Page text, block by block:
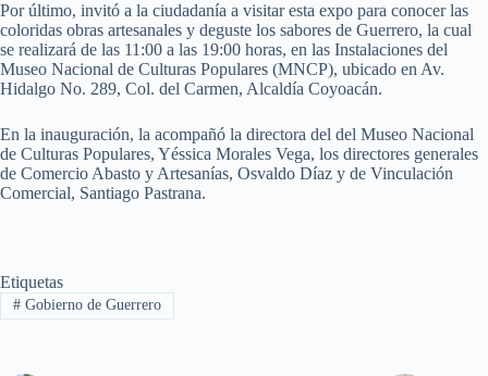
Por último, invitó a la ciudadanía a visitar esta expo para conocer las
coloridas obras artesanales y deguste los sabores de Guerrero, la cual
se realizará de las 11:00 a las 19:00 horas, en las Instalaciones del
Museo Nacional de Culturas Populares (MNCP), ubicado en Av.
Hidalgo No. 289, Col. del Carmen, Alcaldía Coyoacán.
En la inauguración, la acompañó la directora del del Museo Nacional
de Culturas Populares, Yéssica Morales Vega, los directores generales
de Comercio Abasto y Artesanías, Osvaldo Díaz y de Vinculación
Comercial, Santiago Pastrana.
Etiquetas
#Gobierno de Guerrero